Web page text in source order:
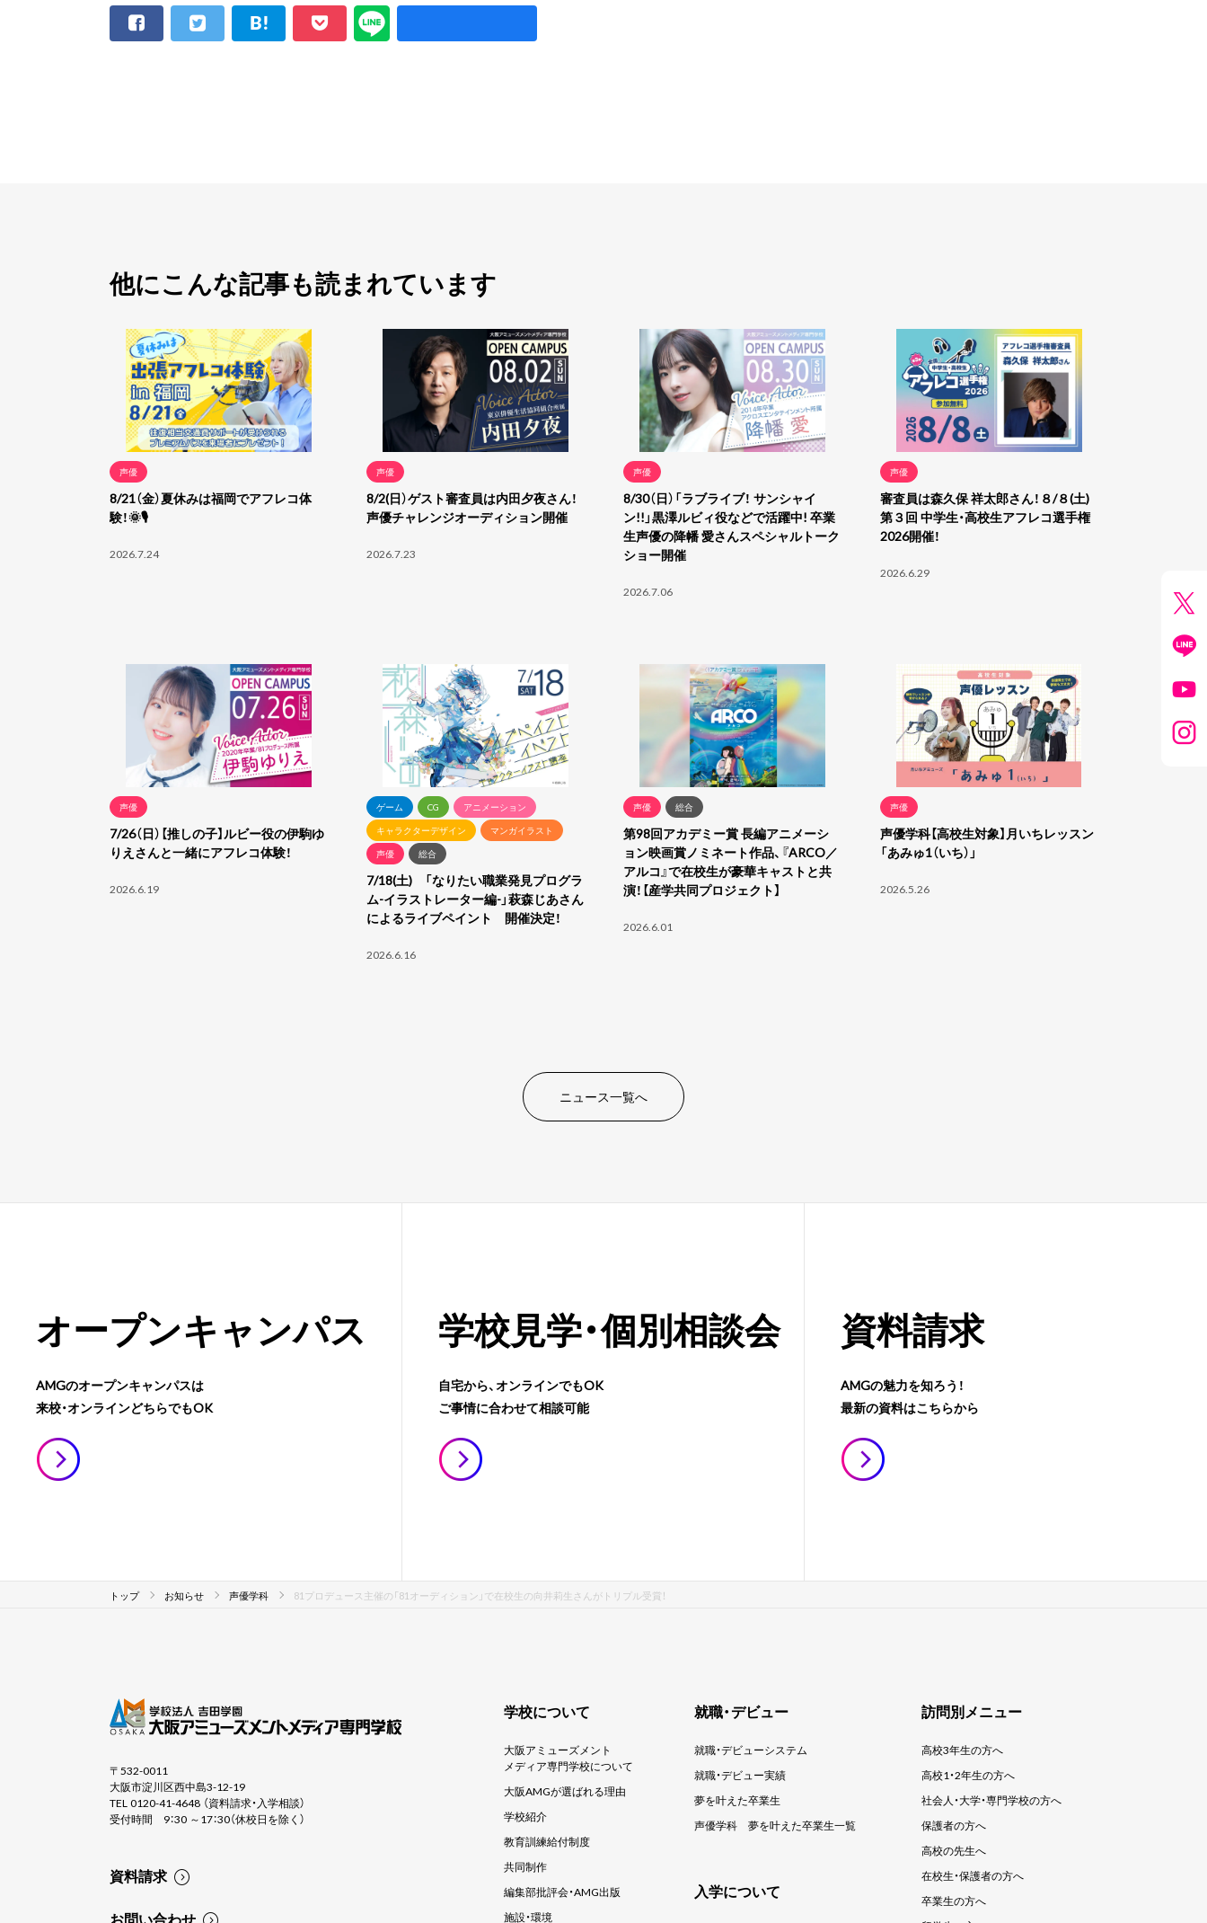
他にこんな記事も読まれています
声優
8/21（金）夏休みは福岡でアフレコ体
験！🌞🎙
2026.7.24
声優
8/2(日）ゲスト審査員は内田夕夜さん！
声優チャレンジオーディション開催
2026.7.23
声優
8/30（日）「ラブライブ！ サンシャイ
ン!!」黒澤ルビィ役などで活躍中! 卒業
生声優の降幡 愛さんスペシャルトーク
ショー開催
2026.7.06
声優
審査員は森久保 祥太郎さん！８/８(土)
第３回 中学生・高校生アフレコ選手権
2026開催！
2026.6.29
声優
7/26（日）【推しの子】ルビー役の伊駒ゆ
りえさんと一緒にアフレコ体験！
2026.6.19
ゲーム CG
アニメーション
キャラクターデザイン
マンガイラスト
声優
総合
7/18(土) 「なりたい職業発見プログラ
ム-イラストレーター編-」萩森じあさん
によるライブペイント 開催決定！
2026.6.16
声優 総合
第98回アカデミー賞 長編アニメーシ
ョン映画賞ノミネート作品、『ARCO／
アルコ』で在校⽣が豪華キャストと共
演！【産学共同プロジェクト】
2026.6.01
声優
声優学科【高校生対象】月いちレッスン
「あみゅ1（いち）」
2026.5.26
ニュース一覧へ
オープンキャンパス
AMGのオープンキャンパスは
来校・オンラインどちらでもOK
学校見学・個別相談会
自宅から、オンラインでもOK
ご事情に合わせて相談可能
資料請求
AMGの魅力を知ろう！
最新の資料はこちらから
トップ お知らせ 声優学科 81プロデュース主催の「81オーディション」で在校生の向井莉生さんがトリプル受賞！
学校について
大阪アミューズメント
メディア専門学校について
大阪AMGが選ばれる理由
学校紹介
教育訓練給付制度
共同制作
編集部批評会・AMG出版
施設・環境
就職・デビュー
就職・デビューシステム
就職・デビュー実績
夢を叶えた卒業生
声優学科 夢を叶えた卒業生一覧
入学について
訪問別メニュー
高校3年生の方へ
高校1・2年生の方へ
社会人・大学・専門学校の方へ
保護者の方へ
高校の先生へ
在校生・保護者の方へ
卒業生の方へ
〒532-0011
大阪市淀川区西中島3-12-19
TEL 0120-41-4648 （資料請求・入学相談）
受付時間 9：30 ～17：30（休校日を除く）
資料請求
お問い合わせ